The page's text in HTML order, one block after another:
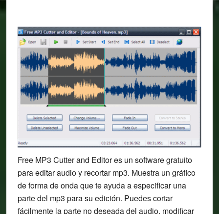
Free MP3 Cutter and Editor es un software gratuito
para editar audio y recortar mp3. Muestra un gráfico
de forma de onda que te ayuda a especificar una
parte del mp3 para su edición. Puedes cortar
fácilmente la parte no deseada del audio, modificar